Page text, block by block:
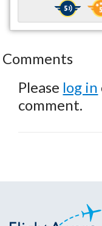
Comments
Please log in
comment.